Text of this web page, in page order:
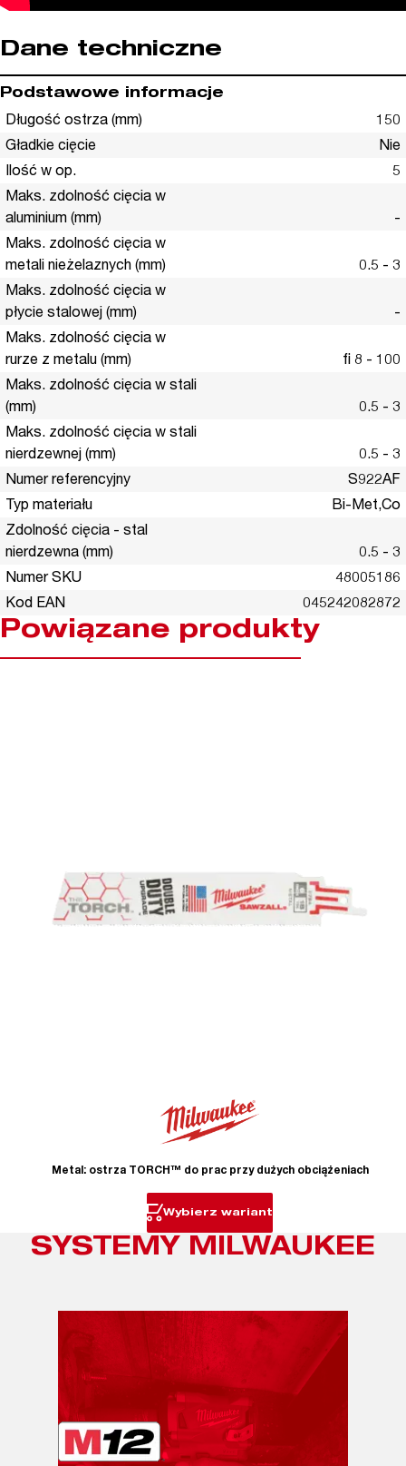
Dane techniczne
Podstawowe informacje
Długość ostrza (mm)
150
Gładkie cięcie
Nie
Ilość w op.
5
Maks. zdolność cięcia w
aluminium (mm)
-
Maks. zdolność cięcia w
metali nieżelaznych (mm)
0.5 - 3
Maks. zdolność cięcia w
płycie stalowej (mm)
-
Maks. zdolność cięcia w
rurze z metalu (mm)
fi 8 - 100
Maks. zdolność cięcia w stali
(mm)
0.5 - 3
Maks. zdolność cięcia w stali
nierdzewnej (mm)
0.5 - 3
Numer referencyjny
S922AF
Typ materiału
Bi-Met,Co
Zdolność cięcia - stal
nierdzewna (mm)
0.5 - 3
Numer SKU
48005186
Kod EAN
045242082872
Powiązane produkty
Metal: ostrza TORCH™ do prac przy dużych obciążeniach
Wybierz wariant
SYSTEMY MILWAUKEE